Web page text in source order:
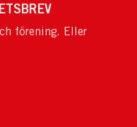
förening. Eller